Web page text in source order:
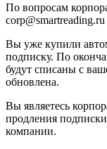
По вопросам
corp@smartreading.ru
Вы уже купили
подписку. По
будут списаны с
обновлена.
Вы являетесь
продления
компании.